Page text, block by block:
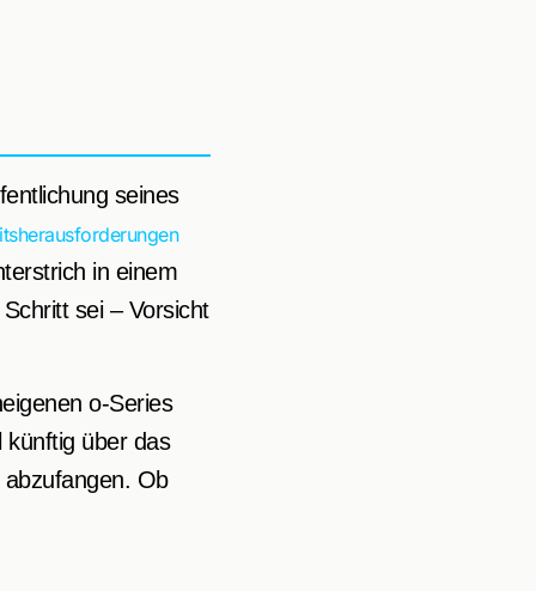
seines
in einem
sei – Vorsicht
o-Series
künftig über das
Ob